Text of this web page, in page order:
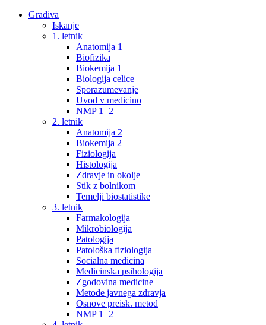
Gradiva
Iskanje
1. letnik
Anatomija 1
Biofizika
Biokemija 1
Biologija celice
Sporazumevanje
Uvod v medicino
NMP 1+2
2. letnik
Anatomija 2
Biokemija 2
Fiziologija
Histologija
Zdravje in okolje
Stik z bolnikom
Temelji biostatistike
3. letnik
Farmakologija
Mikrobiologija
Patologija
Patološka fiziologija
Socialna medicina
Medicinska psihologija
Zgodovina medicine
Metode javnega zdravja
Osnove preisk. metod
NMP 1+2